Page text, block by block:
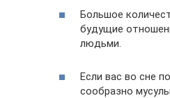
Большое
будущие
людьми.
Если вас во сне
сообразно